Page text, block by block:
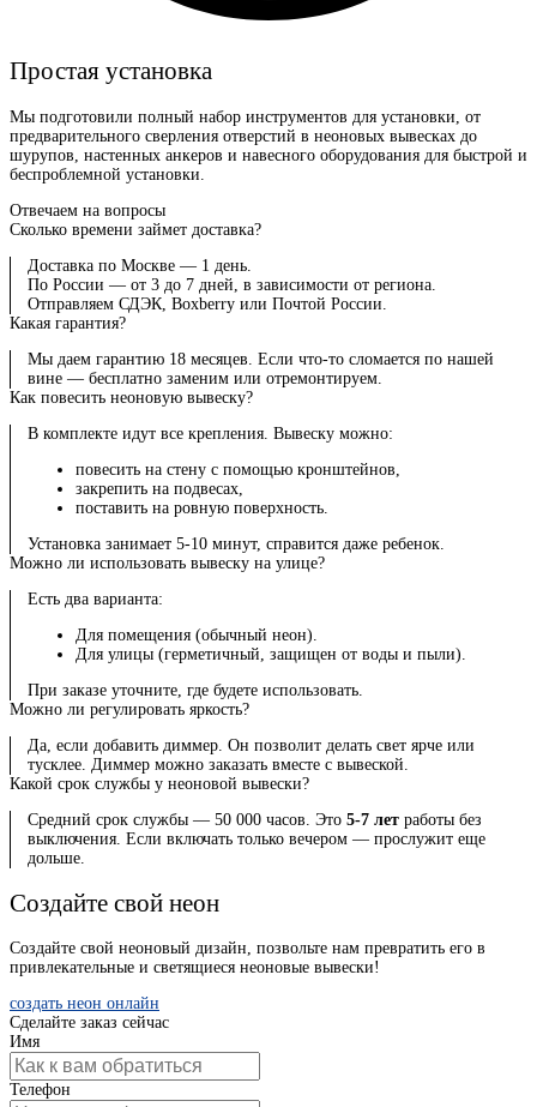
Простая установка
Мы подготовили полный набор инструментов для установки, от
предварительного сверления отверстий в неоновых вывесках до
шурупов, настенных анкеров и навесного оборудования для быстрой и
беспроблемной установки.
Отвечаем на вопросы
Сколько времени займет доставка?
Доставка по Москве — 1 день.
По России — от 3 до 7 дней, в зависимости от региона.
Отправляем СДЭК, Boxberry или Почтой России.
Какая гарантия?
Мы даем гарантию 18 месяцев. Если что-то сломается по нашей
вине — бесплатно заменим или отремонтируем.
Как повесить неоновую вывеску?
В комплекте идут все крепления. Вывеску можно:
повесить на стену с помощью кронштейнов,
закрепить на подвесах,
поставить на ровную поверхность.
Установка занимает 5-10 минут, справится даже ребенок.
Можно ли использовать вывеску на улице?
Есть два варианта:
Для помещения (обычный неон).
Для улицы (герметичный, защищен от воды и пыли).
При заказе уточните, где будете использовать.
Можно ли регулировать яркость?
Да, если добавить диммер. Он позволит делать свет ярче или
тусклее. Диммер можно заказать вместе с вывеской.
Какой срок службы у неоновой вывески?
Средний срок службы — 50 000 часов. Это 5-7 лет работы без
выключения. Если включать только вечером — прослужит еще
дольше.
Создайте свой неон
Создайте свой неоновый дизайн, позвольте нам превратить его в
привлекательные и светящиеся неоновые вывески!
создать неон онлайн
Сделайте заказ сейчас
Имя
Телефон